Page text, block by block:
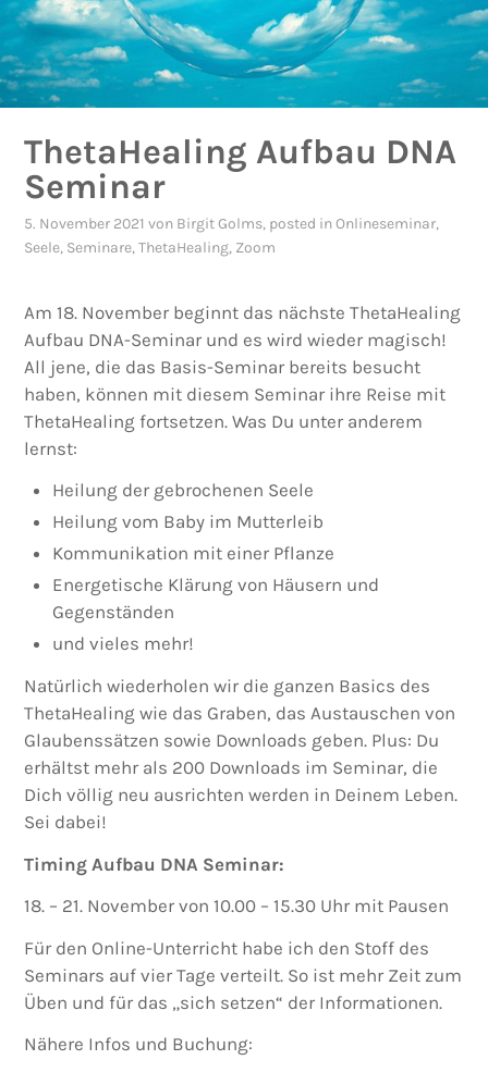
ThetaHealing Aufbau DNA
Seminar
5. November 2021 von Birgit Golms, posted inOnlineseminar,
Seele, Seminare,ThetaHealing, Zoom
Am 18. November beginnt das nächste ThetaHealing
Aufbau DNA-Seminar und es wird wieder magisch!
All jene, die das Basis-Seminar bereits besucht
haben, können mit diesem Seminar ihre Reise mit
ThetaHealing fortsetzen. Was Du unter anderem
lernst:
Heilung der gebrochenen Seele
Heilung vom Baby im Mutterleib
Kommunikation mit einer Pflanze
Energetische Klärung von Häusern und
Gegenständen
und vieles mehr!
Natürlich wiederholen wir die ganzen Basics des
ThetaHealing wie das Graben, das Austauschen von
Glaubenssätzen sowie Downloads geben. Plus: Du
erhältst mehr als 200 Downloads im Seminar, die
Dich völlig neu ausrichten werden in Deinem Leben.
Sei dabei!
Timing Aufbau DNA Seminar:
18. – 21. November von 10.00 – 15.30 Uhr mit Pausen
Für den Online-Unterricht habe ich den Stoff des
Seminars auf vier Tage verteilt. So ist mehr Zeit zum
Üben und für das „sich setzen“ der Informationen.
Nähere Infos und Buchung: